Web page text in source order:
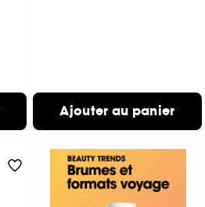
Ajouter au panier